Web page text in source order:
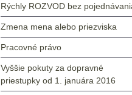
Rýchly ROZVOD bez
Zmena mena alebo priezviska
Pracovné právo
Vyššie pokuty za dopravné
priestupky od 1. januára 2016